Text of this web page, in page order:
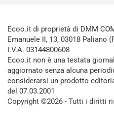
Ecoo.it di proprietà di DMM
Emanuele II, 13, 03018 Paliano
I.V.A. 03144800608
Ecoo.it non è una testata
aggiornato senza alcuna
considerarsi un prodotto
del 07.03.2001
Copyright ©2026 - Tutti i diritti